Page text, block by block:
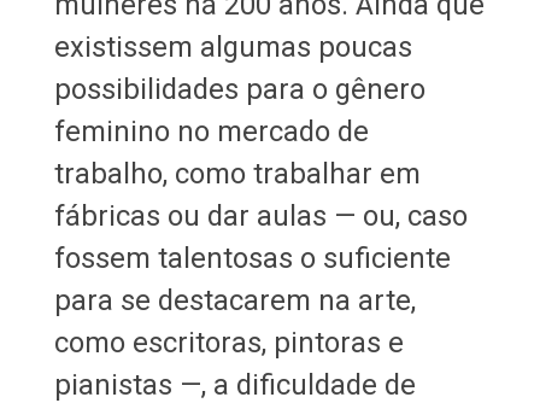
existissem algumas poucas
possibilidades para o gênero
feminino no mercado de
trabalho, como trabalhar em
fábricas ou dar aulas — ou, caso
fossem talentosas o suficiente
para se destacarem na arte,
como escritoras, pintoras e
pianistas —, a dificuldade de